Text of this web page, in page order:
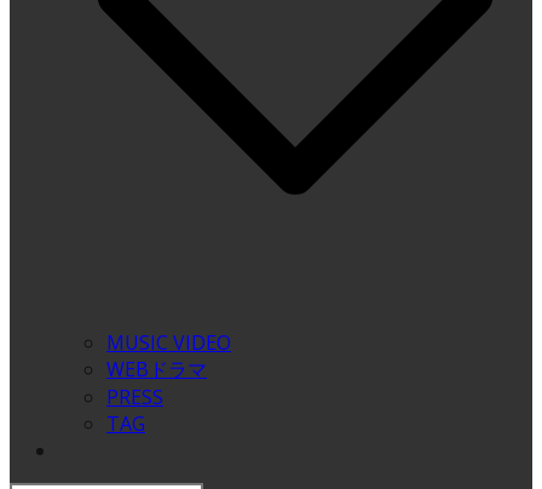
MUSIC VIDEO
WEBドラマ
PRESS
TAG